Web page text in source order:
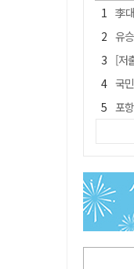
李대
유승민
[저출
국민
포항
월
경
"김용
'솔